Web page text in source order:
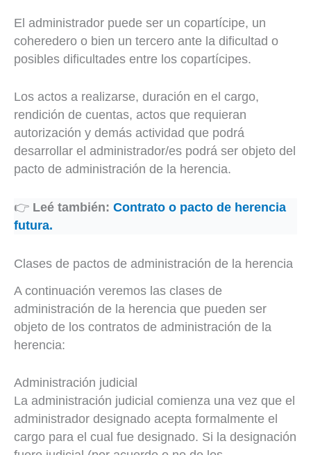
El administrador puede ser un copartícipe, un
coheredero o bien un tercero ante la dificultad o
posibles dificultades entre los copartícipes.
Los actos a realizarse, duración en el cargo,
rendición de cuentas, actos que requieran
autorización y demás actividad que podrá
desarrollar el administrador/es podrá ser objeto del
pacto de administración de la herencia.
👉 Leé también: Contrato o pacto de herencia
futura.
Clases de pactos de administración de la herencia
A continuación veremos las clases de
administración de la herencia que pueden ser
objeto de los contratos de administración de la
herencia:
Administración judicial
La administración judicial comienza una vez que el
administrador designado acepta formalmente el
cargo para el cual fue designado. Si la designación